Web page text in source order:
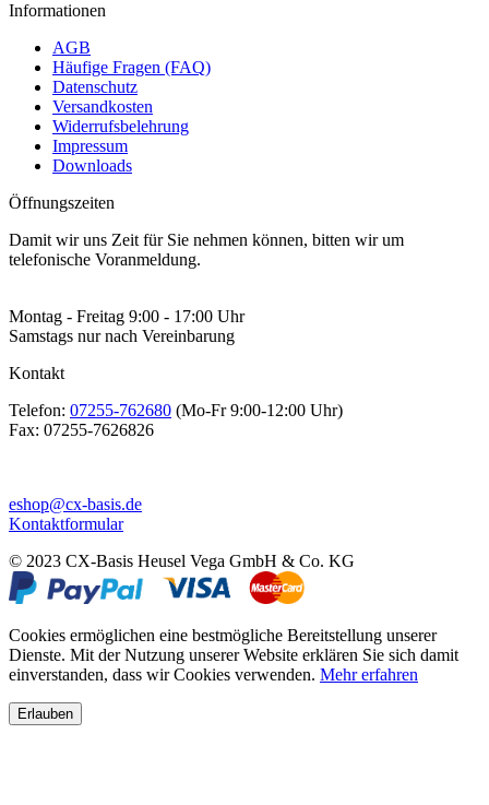
Informationen
AGB
Häufige Fragen (FAQ)
Datenschutz
Versandkosten
Widerrufsbelehrung
Impressum
Downloads
Öffnungszeiten
Damit wir uns Zeit für Sie nehmen können, bitten wir um
telefonische Voranmeldung.
Montag - Freitag 9:00 - 17:00 Uhr
Samstags nur nach Vereinbarung
Kontakt
Telefon: 07255-762680 (Mo-Fr 9:00-12:00 Uhr)
Fax: 07255-7626826
eshop@cx-basis.de
Kontaktformular
© 2023 CX-Basis Heusel Vega GmbH & Co. KG
Cookies ermöglichen eine bestmögliche Bereitstellung unserer
Dienste. Mit der Nutzung unserer Website erklären Sie sich damit
einverstanden, dass wir Cookies verwenden. Mehr erfahren
Erlauben